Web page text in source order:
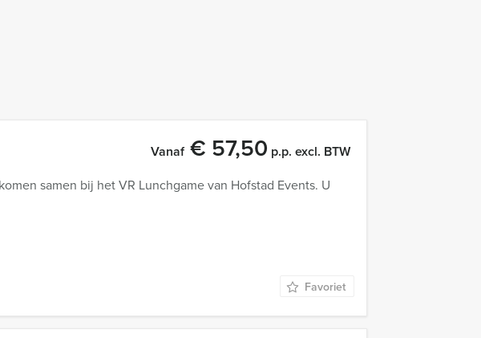
Vanaf€ 57,50 p.p. excl. BTW
samen bij het VR Lunchgame van Hofstad Events. U
Favoriet